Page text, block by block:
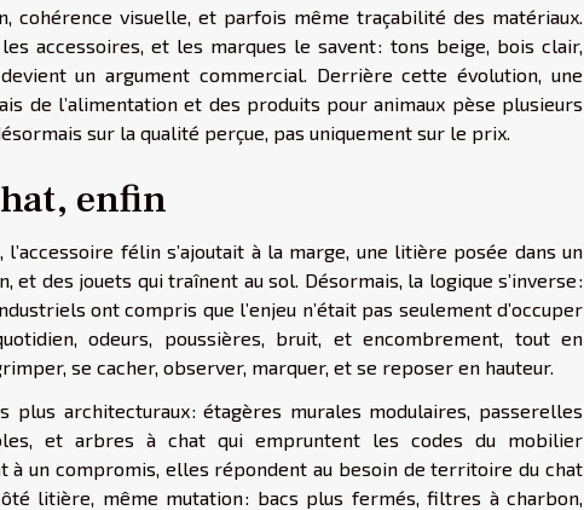
cohérence visuelle, et parfois même traçabilité des matériaux.
accessoires, et les marques le savent : tons beige, bois clair,
un argument commercial. Derrière cette évolution, une
de l’alimentation et des produits pour animaux pèse plusieurs
sur la qualité perçue, pas uniquement sur le prix.
enfin
félin s’ajoutait à la marge, une litière posée dans un
et des jouets qui traînent au sol. Désormais, la logique s’inverse :
ont compris que l’enjeu n’était pas seulement d’occuper
odeurs, poussières, bruit, et encombrement, tout en
se cacher, observer, marquer, et se reposer en hauteur.
plus architecturaux : étagères murales modulaires, passerelles
et arbres à chat qui empruntent les codes du mobilier
à un compromis, elles répondent au besoin de territoire du chat
litière, même mutation : bacs plus fermés, filtres à charbon,